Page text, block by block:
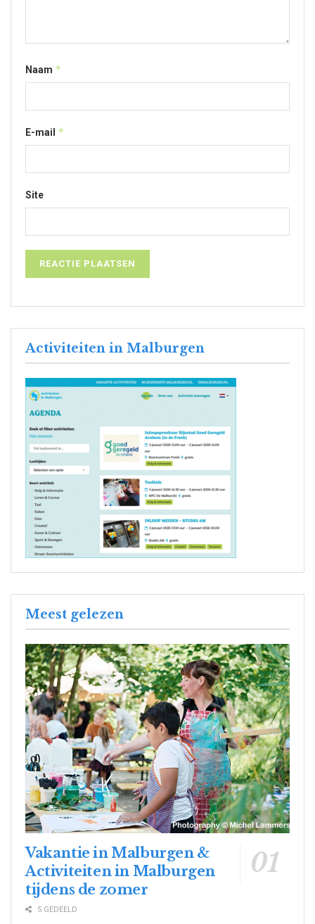
Naam *
E-mail *
Site
Activiteiten in Malburgen
Meest gelezen
Vakantie in Malburgen &
Activiteiten in Malburgen
tijdens de zomer
5 GEDEELD